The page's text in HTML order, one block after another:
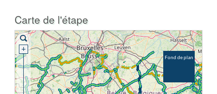
Carte de l'étape